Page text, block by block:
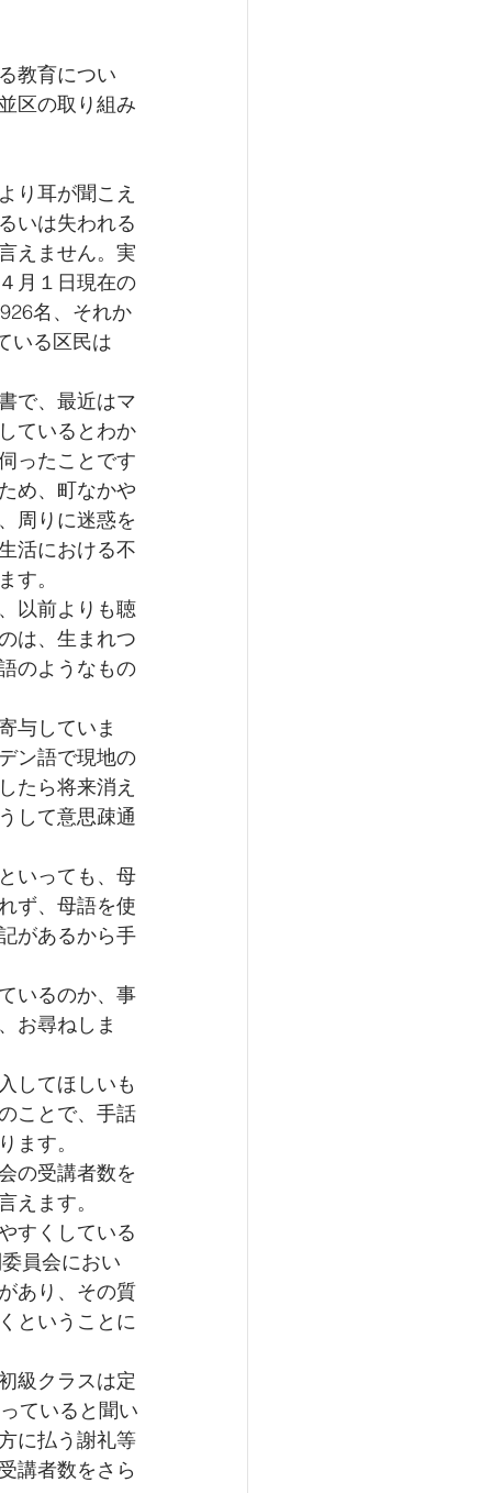
教育につい
区の取り組み
り耳が聞こえ
いは失われる
えません。実
月１日現在の
名、それか
いる区民は
で、最近はマ
ているとわか
ったことです
め、町なかや
周りに迷惑を
活における不
す。
以前よりも聴
は、生まれつ
のようなもの
与していま
ン語で現地の
たら将来消え
して意思疎通
いっても、母
ず、母語を使
があるから手
いるのか、事
お尋ねしま
してほしいも
ことで、手話
ます。
の受講者数を
えます。
すくしている
員会におい
あり、その質
ということに
級クラスは定
ていると聞い
に払う謝礼等
講者数をさら